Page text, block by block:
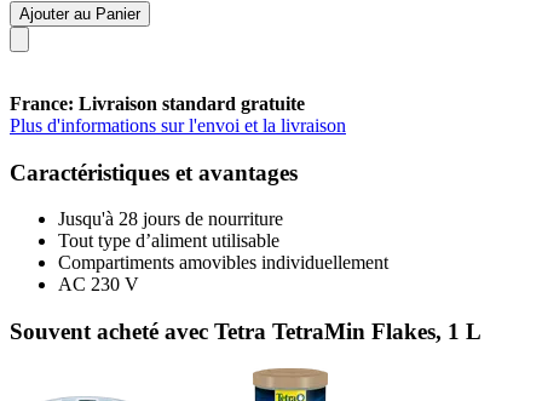
Ajouter au Panier
France: Livraison standard gratuite
Plus d'informations sur l'envoi et la livraison
Caractéristiques et avantages
Jusqu'à 28 jours de nourriture
Tout type d’aliment utilisable
Compartiments amovibles individuellement
AC 230 V
Souvent acheté avec Tetra TetraMin Flakes, 1 L